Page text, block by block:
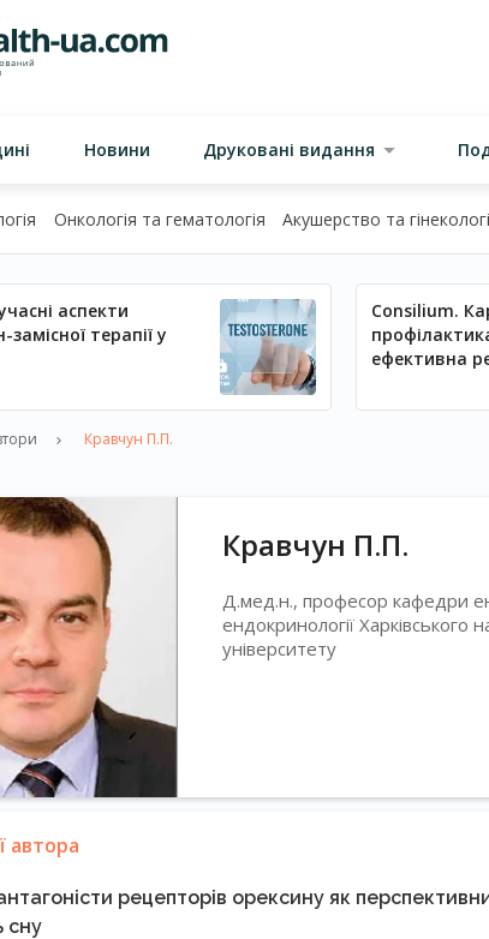
Новини Друковані видання
Онкологія та гематологія Акушерство та
аспекти
терапії у
Consilium.
ефективна
Кравчун П.П.
Кравчун П.П.
Д.мед.н., професор кафедри
ендокринології Харківського
університету
автора
рецепторів орексину як
сну